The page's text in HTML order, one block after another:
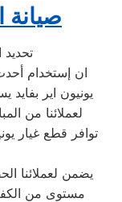
صيانة
تحديد
ان إستخدام
يونيون اير بفايد
لعملائنا من
يضمن لعملائنا
مستوى من